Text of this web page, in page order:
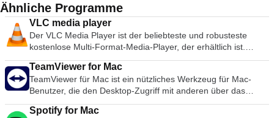
Ähnliche Programme
VLC media player
Der VLC Media Player ist der beliebteste und robusteste
kostenlose Multi-Format-Media-Player, der erhältlich ist.
Seine Popularität wurde durch Kompatibilitäts- und Codec-
Probleme gefördert, die konkurrierende Medienplayer wie
QuickTime, itunes und RealPlayer für viele populäre Video-
und Musikdateiformate unbrauchbar machen. Die einfache,
grundlegende Benutzeroberfläche und eine große Anzahl von
TeamViewer for Mac
TeamViewer für Mac ist ein nützliches Werkzeug für Mac-
Benutzer, die den Desktop-Zugriff mit anderen über das
Internet teilen möchten. Früher ein Werkzeug, das
hauptsächlich von Technikern zur Behebung von Problemen
Spotify for Mac